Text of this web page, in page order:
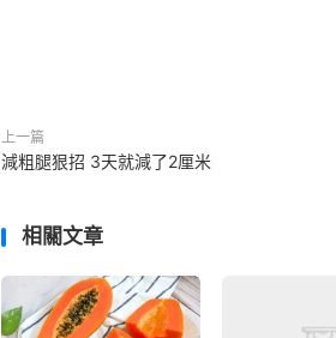
上一篇
減粗腿狠招 3天就減了2厘米
相關文章